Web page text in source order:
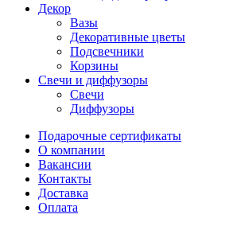
Декор
Вазы
Декоративные цветы
Подсвечники
Корзины
Свечи и диффузоры
Свечи
Диффузоры
Подарочные сертификаты
О компании
Вакансии
Контакты
Доставка
Оплата